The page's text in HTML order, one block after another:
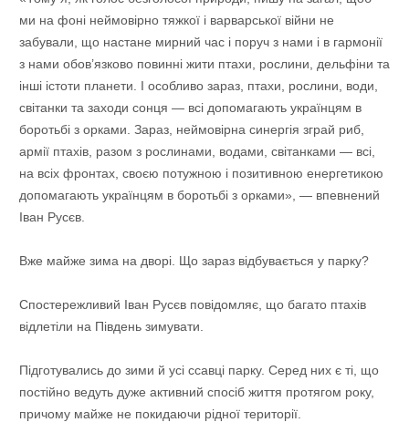
ми на фоні неймовірно тяжкої і варварської війни не
забували, що настане мирний час і поруч з нами і в гармонії
з нами обов’язково повинні жити птахи, рослини, дельфіни та
інші істоти планети. І особливо зараз, птахи, рослини, води,
світанки та заходи сонця — всі допомагають українцям в
боротьбі з орками. Зараз, неймовірна синергія зграй риб,
армії птахів, разом з рослинами, водами, світанками — всі,
на всіх фронтах, своєю потужною і позитивною енергетикою
допомагають українцям в боротьбі з орками», — впевнений
Іван Русєв.
Вже майже зима на дворі. Що зараз відбувається у парку?
Спостережливий Іван Русєв повідомляє, що багато птахів
відлетіли на Південь зимувати.
Підготувались до зими й усі ссавці парку. Серед них є ті, що
постійно ведуть дуже активний спосіб життя протягом року,
причому майже не покидаючи рідної території.